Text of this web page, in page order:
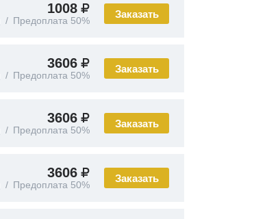
Заказать
1008
Предоплата 50%
Заказать
3606
Предоплата 50%
Заказать
3606
Предоплата 50%
Заказать
3606
Предоплата 50%